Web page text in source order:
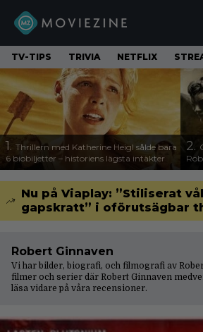
TV-TIPS TRIVIA NETFLIX
1. Thrillern med Katherine Heigl sålde bara
6 biobiljetter – historiens lägsta intäkter
2.
Nu på Viaplay: ”Stiliserat
gapskratt” i oförutsägbar
Robert Ginnaven
Vi har bilder, biografi, och filmografi av
filmer och serier där Robert Ginnaven
läsa vidare på våra recensioner.